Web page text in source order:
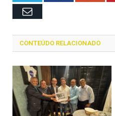
Email
CONTEÚDO RELACIONADO